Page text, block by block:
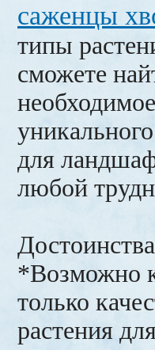
саженцы
типы
сможете
для
любой
*Возможно
только
растения